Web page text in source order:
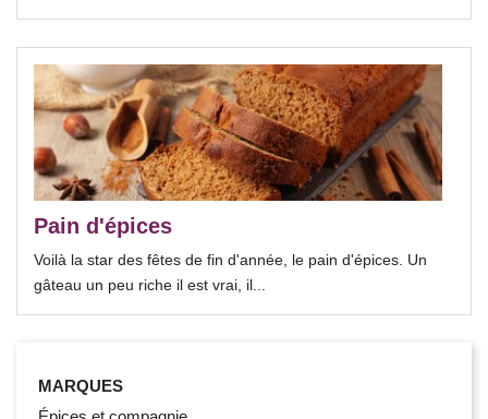
Pain d'épices
Voilà la star des fêtes de fin d'année, le pain d'épices. Un
gâteau un peu riche il est vrai, il...
MARQUES